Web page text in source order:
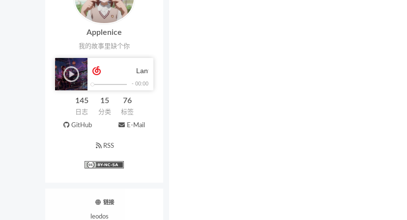
Applenice
我的故事里缺个你
145
日志
15
分类
76
标签
GitHub E-Mail
RSS
链接
leodos